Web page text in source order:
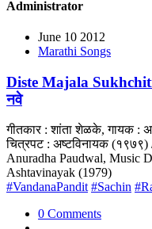
Administrator
June 10 2012
Marathi Songs
Diste Majala
नवे
गीतकार : शांता शेळके, गायक :
चित्रपट : अष्टविनायक (१९७९)
Anuradha Paudwal, Music
Ashtavinayak (1979)
#VandanaPandit #Sachin
0 Comments